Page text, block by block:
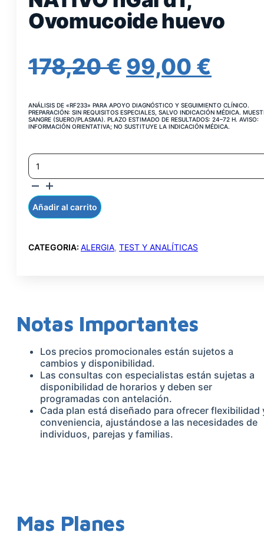
Ovomucoide huevo
178,20€ EL
ORIGINAL
178,20 €.
99,00 €
ANÁLISIS DE «RF233» PARA APOYO DIAGNÓSTICO Y SEGUIMIENTO CLÍNICO.
PREPARACIÓN: SIN REQUISITOS ESPECIALES, SALVO INDICACIÓN MÉDICA.
SANGRE (SUERO/PLASMA). PLAZO ESTIMADO DE RESULTADOS: 24–72 H. AVISO:
INFORMACIÓN ORIENTATIVA; NO SUSTITUYE LA INDICACIÓN MÉDICA.
IGE
ESPECIFICA
A
NATIVO
NGAL
D1,
HUEVO
CANTIDAD
Añadir al carrito
CATEGORIA: ALERGIA, TEST Y ANALÍTICAS
Notas Importantes
Los precios promocionales están sujetos a
cambios y disponibilidad.
Las consultas con especialistas están sujetas a
disponibilidad de horarios y deben ser
programadas con antelación.
Cada plan está diseñado para ofrecer flexibilidad
conveniencia, ajustándose a las necesidades de
individuos, parejas y familias.
Mas Planes